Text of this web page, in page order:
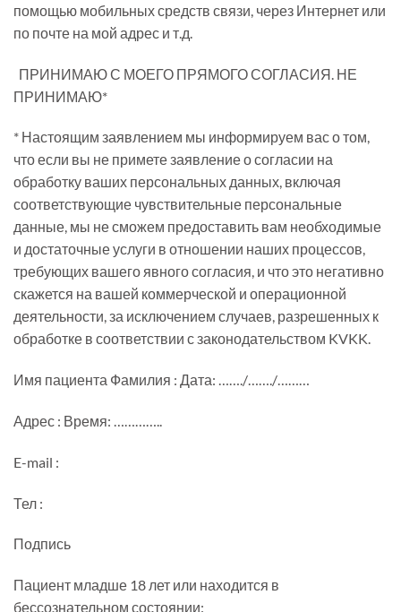
помощью мобильных средств связи, через Интернет или
по почте на мой адрес и т.д.
ПРИНИМАЮ С МОЕГО ПРЯМОГО СОГЛАСИЯ. НЕ
ПРИНИМАЮ*
* Настоящим заявлением мы информируем вас о том,
что если вы не примете заявление о согласии на
обработку ваших персональных данных, включая
соответствующие чувствительные персональные
данные, мы не сможем предоставить вам необходимые
и достаточные услуги в отношении наших процессов,
требующих вашего явного согласия, и что это негативно
скажется на вашей коммерческой и операционной
деятельности, за исключением случаев, разрешенных к
обработке в соответствии с законодательством KVKK.
Имя пациента Фамилия : Дата: ……./……./………
Адрес : Время: …………..
E-mail :
Тел :
Подпись
Пациент младше 18 лет или находится в
бессознательном состоянии: